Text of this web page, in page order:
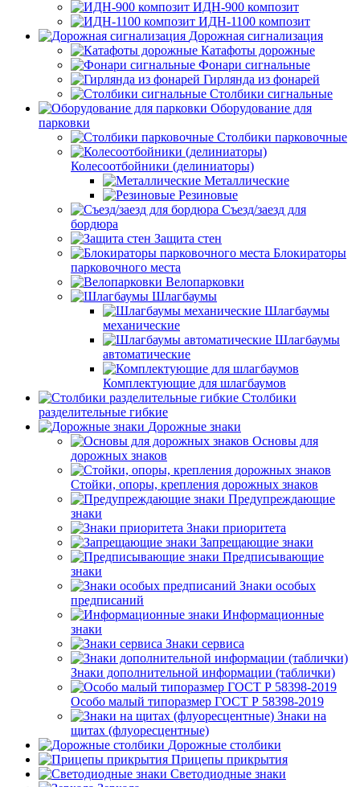
ИДН-900 композит
ИДН-1100 композит
Дорожная сигнализация
Катафоты дорожные
Фонари сигнальные
Гирлянда из фонарей
Столбики сигнальные
Оборудование для
парковки
Столбики парковочные
Колесоотбойники (делиниаторы)
Металлические
Резиновые
Съезд/заезд для
бордюра
Защита стен
Блокираторы
парковочного места
Велопарковки
Шлагбаумы
Шлагбаумы
механические
Шлагбаумы
автоматические
Комплектующие для шлагбаумов
Столбики
разделительные гибкие
Дорожные знаки
Основы для
дорожных знаков
Стойки, опоры, крепления дорожных знаков
Предупреждающие
знаки
Знаки приоритета
Запрещающие знаки
Предписывающие
знаки
Знаки особых
предписаний
Информационные
знаки
Знаки сервиса
Знаки дополнительной информации (таблички)
Особо малый типоразмер ГОСТ Р 58398-2019
Знаки на
щитах (флуоресцентные)
Дорожные столбики
Прицепы прикрытия
Светодиодные знаки